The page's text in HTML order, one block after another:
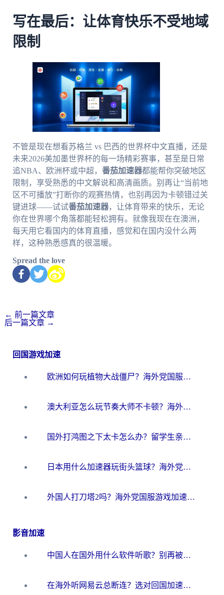
写在最后：让体育快乐不受地域
限制
不管是现在想看苏格兰 vs 巴西的世界杯中文直播，还是
未来2026美加墨世界杯的每一场精彩赛事，甚至是日常
追NBA、欧洲杯或中超， 番茄加速器都能帮你突破地区
限制，享受熟悉的中文解说和高清画质。别再让“当前地
区不可播放”打断你的观赛热情，也别再因为卡顿错过关
键进球——试试番茄加速器，让体育带来的快乐，无论
你在世界哪个角落都能轻松拥有。就像我现在在澳洲，
每天用它看国内的体育直播，感觉和在国内没什么两
样，这种熟悉感真的很温暖。
Spread the love
← 前一篇文章
后一篇文章 →
回国游戏加速
欧洲如何玩植物大战僵尸？海外党国服游戏加速避坑指南（附实测对比）
澳大利亚怎么玩节奏大师不卡顿？海外党国服游戏加速终极指南
国外打鸿图之下太卡怎么办？留学生亲测有效的国服游戏加速方案
日本用什么加速器玩街头篮球？海外党国服游戏不卡顿的终极攻略
外国人打刀塔2吗？海外党国服游戏加速避坑全攻略
影音加速
中国人在国外用什么软件听歌？别再被地域限制卡脖子，这篇教你轻松解锁国内音乐库
在海外听网易云总断连？选对回国加速器，告别地区限制和卡顿